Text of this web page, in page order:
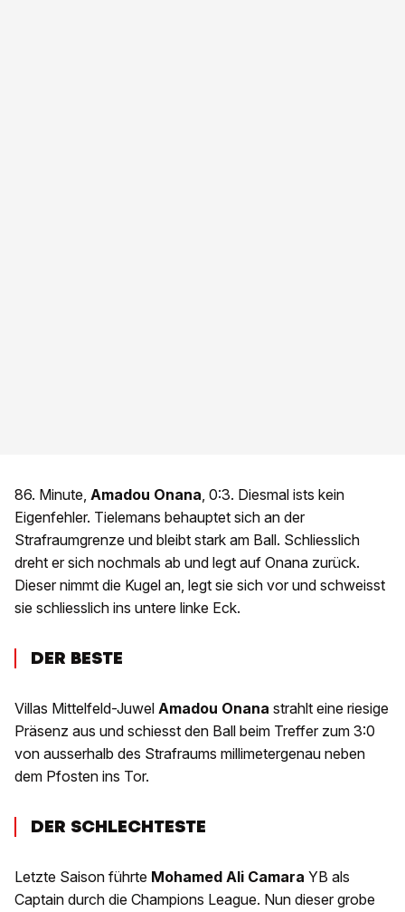
86. Minute, Amadou Onana, 0:3. Diesmal ists kein
Eigenfehler. Tielemans behauptet sich an der
Strafraumgrenze und bleibt stark am Ball. Schliesslich
dreht er sich nochmals ab und legt auf Onana zurück.
Dieser nimmt die Kugel an, legt sie sich vor und schweisst
sie schliesslich ins untere linke Eck.
DER BESTE
Villas Mittelfeld-Juwel Amadou Onana strahlt eine riesige
Präsenz aus und schiesst den Ball beim Treffer zum 3:0
von ausserhalb des Strafraums millimetergenau neben
dem Pfosten ins Tor.
DER SCHLECHTESTE
Letzte Saison führte Mohamed Ali Camara YB als
Captain durch die Champions League. Nun dieser grobe